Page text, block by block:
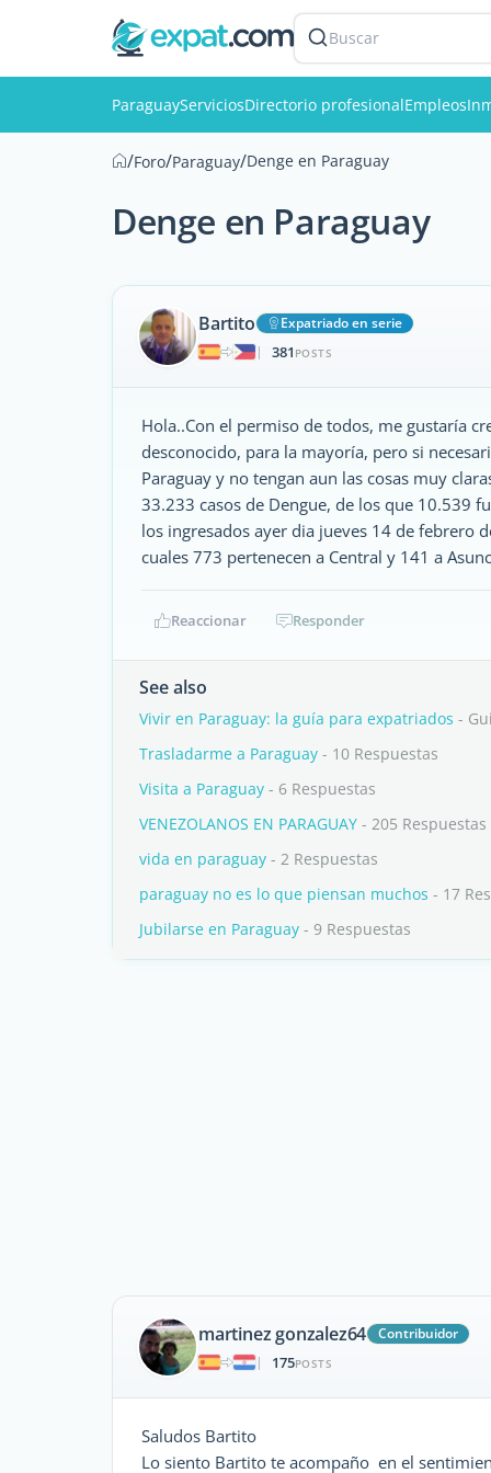
Buscar
ParaguayServiciosDirectorio profesionalEmpleos
/Foro/Paraguay/Denge en Paraguay
Denge en Paraguay
Bartito
Expatriado en serie
|
381 POSTS
Hola..Con el permiso de todos, me gustaría
desconocido, para la mayoría, pero si
Paraguay y no tengan aun las cosas muy
33.233 casos de Dengue, de los que 10.539
los ingresados ayer dia jueves 14 de febrero
cuales 773 pertenecen a Central y 141 a
Reaccionar Responder
See also
Vivir en Paraguay: la guía para expatriados -
Trasladarme a Paraguay - 10 Respuestas
Visita a Paraguay - 6 Respuestas
VENEZOLANOS EN PARAGUAY - 205 Respuestas
vida en paraguay - 2 Respuestas
paraguay no es lo que piensan muchos - 17
Jubilarse en Paraguay - 9 Respuestas
martinez gonzalez64
Contribuidor
|
175POSTS
Saludos Bartito
Lo siento Bartito te acompaño en el